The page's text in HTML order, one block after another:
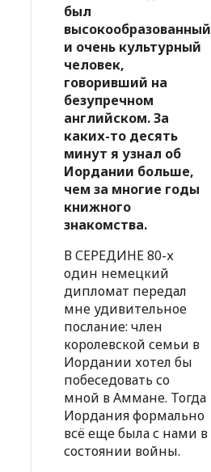
был
высокообразованный
и очень культурный
человек,
говоривший на
безупречном
английском. За
каких-то десять
минут я узнал об
Иордании больше,
чем за многие годы
книжного
знакомства.
В СЕРЕДИНЕ 80-х
один немецкий
дипломат передал
мне удивительное
послание: член
королевской семьи в
Иордании хотел бы
побеседовать со
мной в Аммане. Тогда
Иордания формально
всё еще была с нами в
состоянии войны.